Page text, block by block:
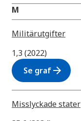
M
Militärutgifter
1,3 (2022)
Se grafarrow_forward
Misslyckade stater